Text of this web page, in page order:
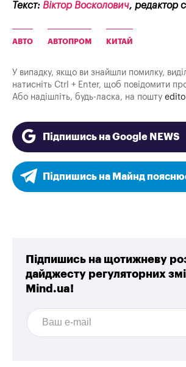
Текст: Віктор Восколович, редактор
АВТО АВТОПРОМ КИТАЙ
У випадку, якщо ви знайшли помилку,
натисніть Ctrl + Enter, щоб повідомити
Або надішліть, будь-ласка, на пошту
Підпишись на Google NEWS
Підпишись на Майнд
Підпишись на щотижневу
дайджесту регуляторних
Mind.ua!